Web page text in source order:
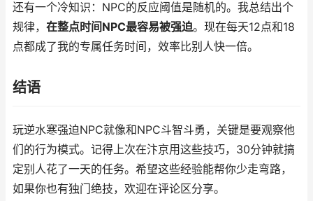
还有一个冷知识：NPC的反应阈值是随机的。我总结出个
规律， 在整点时间NPC最容易被强迫。现在每天12点和18
点都成了我的专属任务时间，效率比别人快一倍。
结语
玩逆水寒强迫NPC就像和NPC斗智斗勇，关键是要观察他
们的行为模式。记得上次在汴京用这些技巧，30分钟就搞
定别人花了一天的任务。希望这些经验能帮你少走弯路，
如果你也有独门绝技，欢迎在评论区分享。